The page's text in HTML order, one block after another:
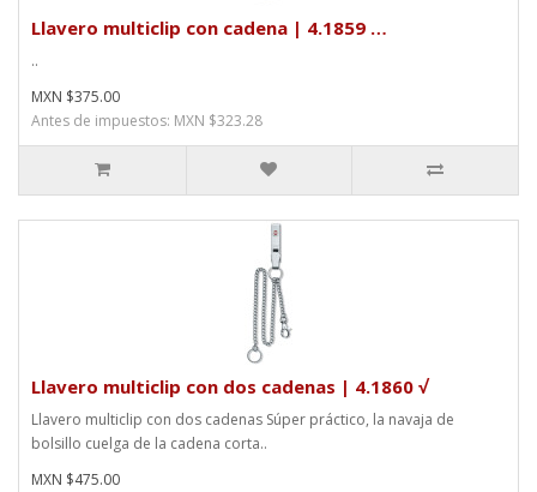
Llavero multiclip con cadena | 4.1859 …
..
MXN $375.00
Antes de impuestos: MXN $323.28
Llavero multiclip con dos cadenas | 4.1860 √
Llavero multiclip con dos cadenas Súper práctico, la navaja de
bolsillo cuelga de la cadena corta..
MXN $475.00